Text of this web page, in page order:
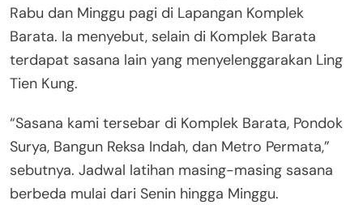
Rabu dan Minggu pagi di Lapangan Komplek
Barata. Ia menyebut, selain di Komplek Barata
terdapat sasana lain yang menyelenggarakan Ling
Tien Kung.
“Sasana kami tersebar di Komplek Barata, Pondok
Surya, Bangun Reksa Indah, dan Metro Permata,”
sebutnya. Jadwal latihan masing-masing sasana
berbeda mulai dari Senin hingga Minggu.